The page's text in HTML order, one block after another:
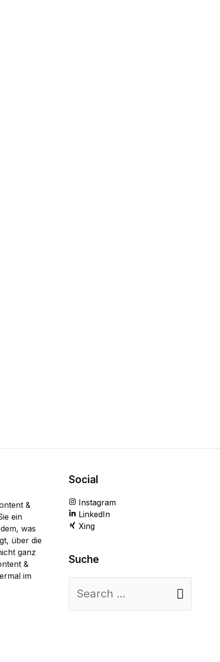
&
ein
was
über die
ganz
&
im
Social
Instagram
LinkedIn
Xing
Suche
nach: